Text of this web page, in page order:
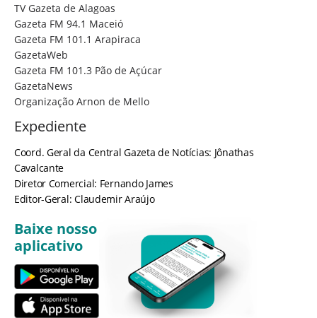
TV Gazeta de Alagoas
Gazeta FM 94.1 Maceió
Gazeta FM 101.1 Arapiraca
GazetaWeb
Gazeta FM 101.3 Pão de Açúcar
GazetaNews
Organização Arnon de Mello
Expediente
Coord. Geral da Central Gazeta de Notícias: Jônathas
Cavalcante
Diretor Comercial: Fernando James
Editor-Geral: Claudemir Araújo
Baixe nosso
aplicativo